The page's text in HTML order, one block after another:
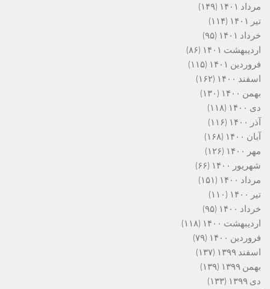
مرداد ۱۴۰۱
(۱۴۹)
تیر ۱۴۰۱
(۱۱۴)
خرداد ۱۴۰۱
(۹۵)
اردیبهشت ۱۴۰۱
(۸۶)
فروردین ۱۴۰۱
(۱۱۵)
اسفند ۱۴۰۰
(۱۶۲)
بهمن ۱۴۰۰
(۱۳۰)
دی ۱۴۰۰
(۱۱۸)
آذر ۱۴۰۰
(۱۱۶)
آبان ۱۴۰۰
(۱۶۸)
مهر ۱۴۰۰
(۱۲۶)
شهریور ۱۴۰۰
(۶۶)
مرداد ۱۴۰۰
(۱۵۱)
تیر ۱۴۰۰
(۱۱۰)
خرداد ۱۴۰۰
(۹۵)
اردیبهشت ۱۴۰۰
(۱۱۸)
فروردین ۱۴۰۰
(۷۹)
اسفند ۱۳۹۹
(۱۳۷)
بهمن ۱۳۹۹
(۱۳۹)
دی ۱۳۹۹
(۱۳۳)